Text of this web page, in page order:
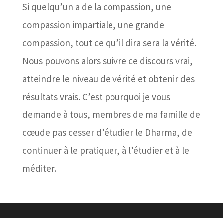
Si quelqu’un a de la compassion, une
compassion impartiale, une grande
compassion, tout ce qu’il dira sera la vérité.
Nous pouvons alors suivre ce discours vrai,
atteindre le niveau de vérité et obtenir des
résultats vrais. C’est pourquoi je vous
demande à tous, membres de ma famille de
cœude pas cesser d’étudier le Dharma, de
continuer à le pratiquer, à l’étudier et à le
méditer.